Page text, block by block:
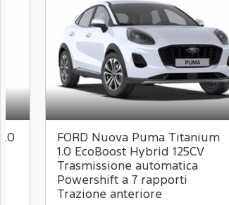
FORD Nuova Puma Titanium
1.0 EcoBoost Hybrid 125CV
Trasmissione automatica
Powershift a 7 rapporti
Trazione anteriore